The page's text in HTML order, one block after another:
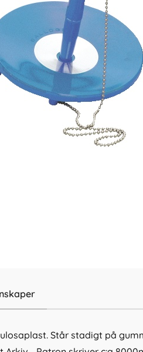
Blyertsstift AinStein 0,5 B
45 kr/st
Köp
Står stadigt på